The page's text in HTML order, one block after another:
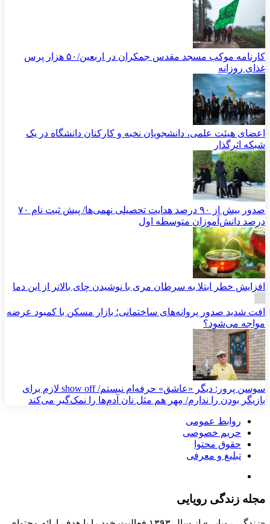
کارنامه موکب مسجد مقدس جمکران در اربعین/۵۰ هزار پرس
غذای روزانه
اعضای هیئت علمی، دانشجویان نخبه و کارکنان دانشگاه در یک
شبکه‌ اثرگذار
صدور بیش از ۹۰ درصد هدایت تحصیلی نهمی‌ها/ پیش ثبت نام ۷۰
درصد دانش‌آموزان متوسطه اول
افزایش خطر ابتلا به سرطان مری با نوشیدن چای بالاتر از این دما
افت شدید صدور پروانه‌های ساختمانی؛ بازار مسکن با کمبود عرضه
مواجه می‌شود؟
سوسن پرور: دیگر «عاشق» حرفه‌ام نیستم/ show off لازم برای
بازیگر بودن را ندارم/ مِهر هم مثل نان آدم‌ها را نمک‌گیر می‌کند
روابط عمومی
حریم خصوصی
حقوق محتوا
تبلیغ و معرفی
مجله زندگی رویایی